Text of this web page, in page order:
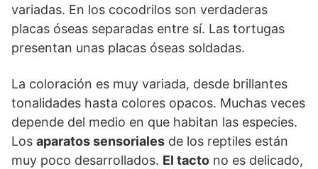
variadas. En los cocodrilos son verdaderas
placas óseas separadas entre sí. Las tortugas
presentan unas placas óseas soldadas.
La coloración es muy variada, desde brillantes
tonalidades hasta colores opacos. Muchas veces
depende del medio en que habitan las especies.
Los aparatos sensoriales de los reptiles están
muy poco desarrollados. El tacto no es delicado,